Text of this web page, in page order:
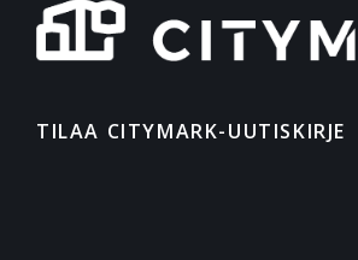
TILAA CITYMARK-UUTISKIRJE